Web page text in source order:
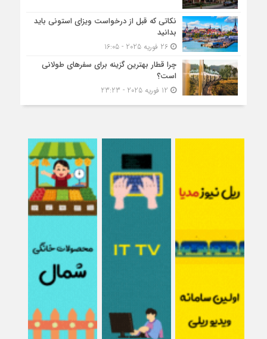
نکاتی که قبل از درخواست ویزای استونی باید
بدانید
26 فوریه 2025 - 16:05
چرا قطار بهترین گزینه برای سفرهای طولانی
است؟